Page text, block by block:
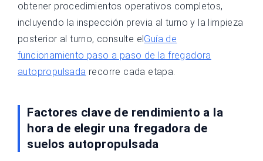
obtener procedimientos operativos completos,
incluyendo la inspección previa al turno y la limpieza
posterior al turno, consulte el Guía de
funcionamiento paso a paso de la fregadora
autopropulsada recorre cada etapa.
Factores clave de rendimiento a la
hora de elegir una fregadora de
suelos autopropulsada